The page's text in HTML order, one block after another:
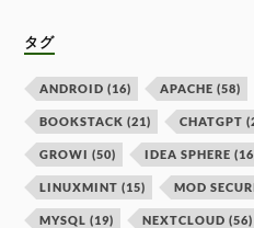
タグ
ANDROID (16) APACHE (58)
BOOKSTACK (21) CHATGPT
GROWI (50) IDEA SPHERE
LINUXMINT (15) MOD
MYSQL (19) NEXTCLOUD (56)